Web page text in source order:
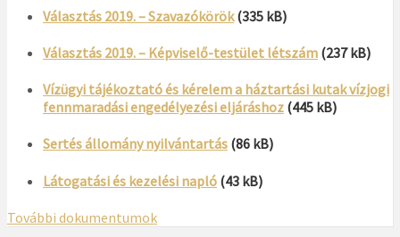
Választás 2019. – Szavazókörök (335 kB)
Választás 2019. – Képviselő-testület létszám (237 kB)
Vízügyi tájékoztató és kérelem a háztartási kutak vízjogi
fennmaradási engedélyezési eljáráshoz (445 kB)
Sertés állomány nyilvántartás (86 kB)
Látogatási és kezelési napló (43 kB)
További dokumentumok